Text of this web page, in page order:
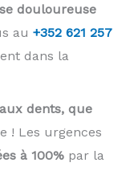
douloureuse
au +352 621 257
dans la
dents, que
! Les urgences
à 100% par la